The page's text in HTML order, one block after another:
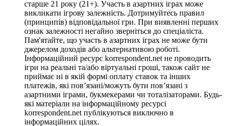
старше 21 року (21+). Участь в азартних іграх може
викликати ігрову залежність. Дотримуйтесь правил
(принципів) відповідальної гри. При виявленні перших
ознак залежності негайно зверніться до спеціаліста.
Пам'ятайте, що участь в азартних іграх не може бути
джерелом доходів або альтернативою роботі.
Інформаційний ресурс korrespondent.net не проводить
ігри на реальні та/або віртуальні гроші, також сайт не
приймає ні в якій формі оплату ставок та інших
платежів, які пов’язані/можуть бути пов’язані з
азартними іграми, букмекерами чи тоталізаторами. Будь-
які матеріали на інформаційному ресурсі
korrespondent.net публікуються виключно в
інформаційних цілях.